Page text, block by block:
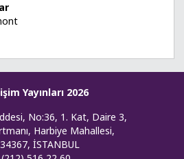
Yayınları 2026
No:36, 1. Kat, Daire 3,
Harbiye Mahallesi,
İSTANBUL